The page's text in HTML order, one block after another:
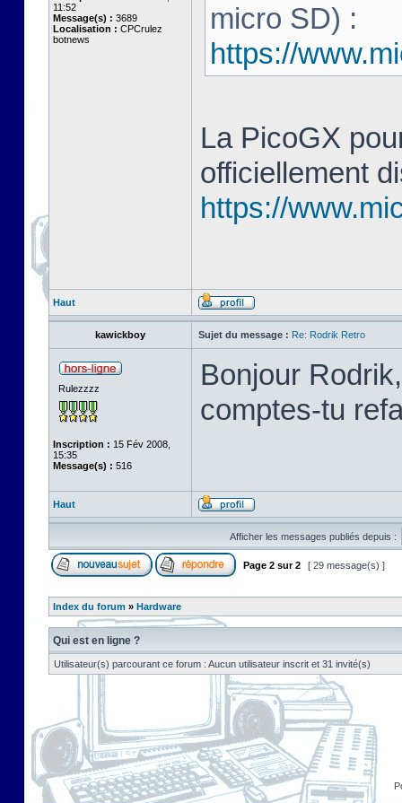
11:52
Message(s) : 3689
Localisation : CPCrulez
botnews
micro SD) :
https://
La PicoGX
officiellement
https://
Haut
kawickboy Sujet du message : Re: Rodrik Retro
Rulezzzz
Inscription : 15 Fév 2008,
15:35
Message(s) : 516
Bonjour
comptes-tu
Haut
Afficher les messages publiés depuis :
Page 2 sur2 [ 29 message(s) ]
Index du forum » Hardware
Qui est en ligne ?
Utilisateur(s) parcourant ce forum : Aucun utilisateur inscrit et 31 invité(s)